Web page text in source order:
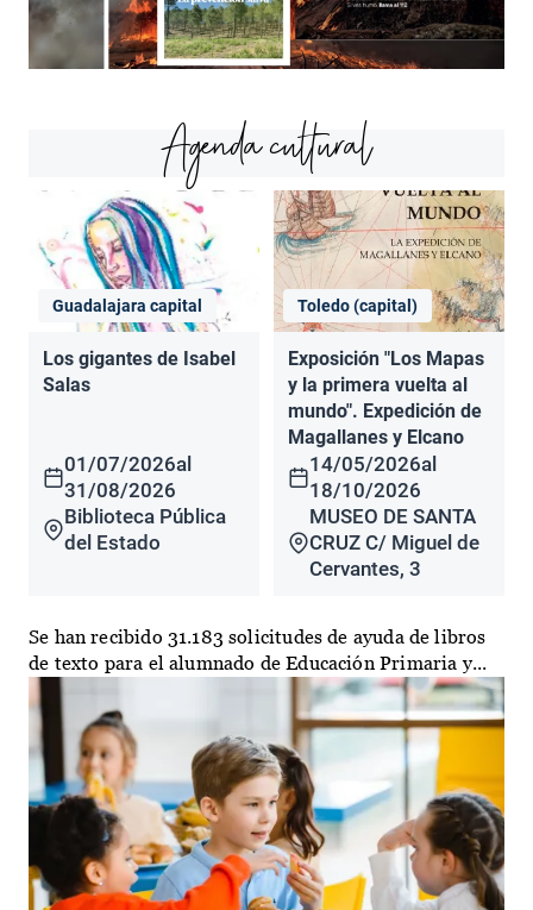
Agenda cultural
Guadalajara capital
Los gigantes de Isabel
Salas
01/07/2026al
31/08/2026
Biblioteca Pública
del Estado
Toledo (capital)
Exposición "Los Mapas
y la primera vuelta al
mundo". Expedición de
Magallanes y Elcano
14/05/2026al
18/10/2026
MUSEO DE SANTA
CRUZ C/ Miguel de
Cervantes, 3
Se han recibido 31.183 solicitudes de ayuda de libros
de texto para el alumnado de Educación Primaria y...